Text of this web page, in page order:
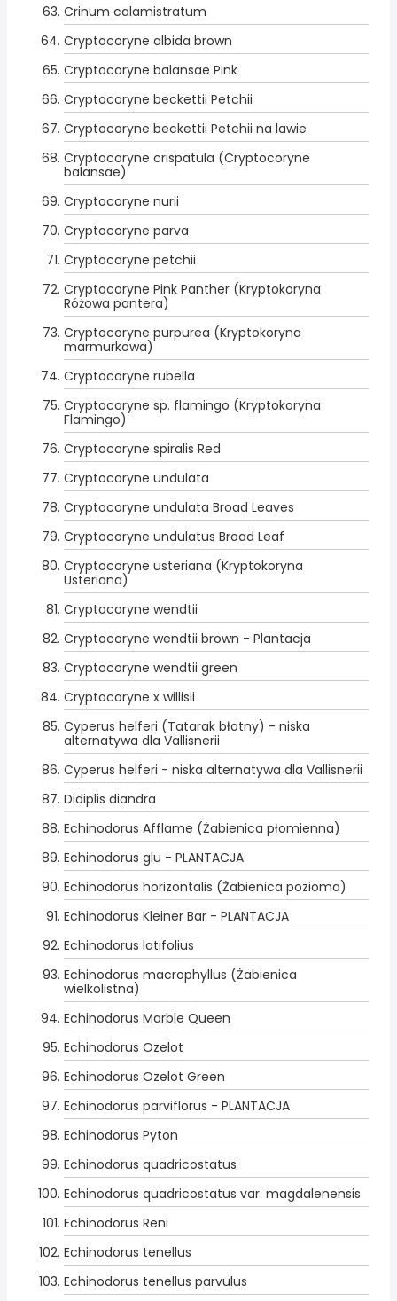
Crinum calamistratum
Cryptocoryne albida brown
Cryptocoryne balansae Pink
Cryptocoryne beckettii Petchii
Cryptocoryne beckettii Petchii na lawie
Cryptocoryne crispatula (Cryptocoryne
balansae)
Cryptocoryne nurii
Cryptocoryne parva
Cryptocoryne petchii
Cryptocoryne Pink Panther (Kryptokoryna
Różowa pantera)
Cryptocoryne purpurea (Kryptokoryna
marmurkowa)
Cryptocoryne rubella
Cryptocoryne sp. flamingo (Kryptokoryna
Flamingo)
Cryptocoryne spiralis Red
Cryptocoryne undulata
Cryptocoryne undulata Broad Leaves
Cryptocoryne undulatus Broad Leaf
Cryptocoryne usteriana (Kryptokoryna
Usteriana)
Cryptocoryne wendtii
Cryptocoryne wendtii brown - Plantacja
Cryptocoryne wendtii green
Cryptocoryne x willisii
Cyperus helferi (Tatarak błotny) - niska
alternatywa dla Vallisnerii
Cyperus helferi - niska alternatywa dla Vallisnerii
Didiplis diandra
Echinodorus Afflame (Żabienica płomienna)
Echinodorus glu - PLANTACJA
Echinodorus horizontalis (Żabienica pozioma)
Echinodorus Kleiner Bar - PLANTACJA
Echinodorus latifolius
Echinodorus macrophyllus (Żabienica
wielkolistna)
Echinodorus Marble Queen
Echinodorus Ozelot
Echinodorus Ozelot Green
Echinodorus parviflorus - PLANTACJA
Echinodorus Pyton
Echinodorus quadricostatus
Echinodorus quadricostatus var. magdalenensis
Echinodorus Reni
Echinodorus tenellus
Echinodorus tenellus parvulus